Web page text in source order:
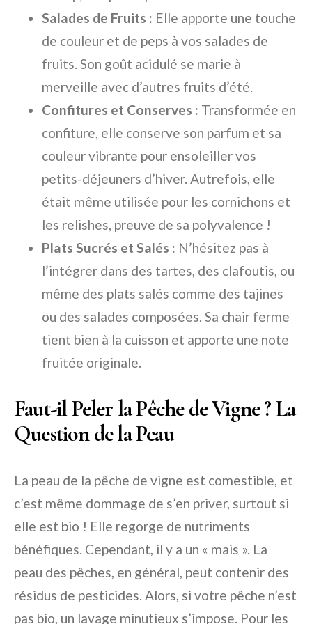
Salades de Fruits : Elle apporte une touche
de couleur et de peps à vos salades de
fruits. Son goût acidulé se marie à
merveille avec d’autres fruits d’été.
Confitures et Conserves : Transformée en
confiture, elle conserve son parfum et sa
couleur vibrante pour ensoleiller vos
petits-déjeuners d’hiver. Autrefois, elle
était même utilisée pour les cornichons et
les relishes, preuve de sa polyvalence !
Plats Sucrés et Salés : N’hésitez pas à
l’intégrer dans des tartes, des clafoutis, ou
même des plats salés comme des tajines
ou des salades composées. Sa chair ferme
tient bien à la cuisson et apporte une note
fruitée originale.
Faut-il Peler la Pêche de Vigne ? La
Question de la Peau
La peau de la pêche de vigne est comestible, et
c’est même dommage de s’en priver, surtout si
elle est bio ! Elle regorge de nutriments
bénéfiques. Cependant, il y a un « mais ». La
peau des pêches, en général, peut contenir des
résidus de pesticides. Alors, si votre pêche n’est
pas bio, un lavage minutieux s’impose. Pour les